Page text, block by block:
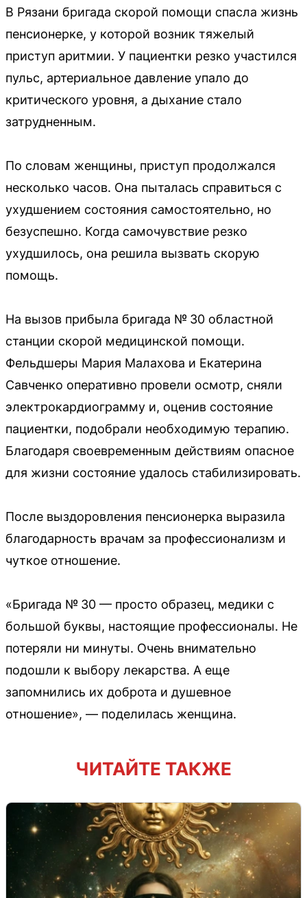
В Рязани бригада скорой помощи спасла жизнь
пенсионерке, у которой возник тяжелый
приступ аритмии. У пациентки резко участился
пульс, артериальное давление упало до
критического уровня, а дыхание стало
затрудненным.
По словам женщины, приступ продолжался
несколько часов. Она пыталась справиться с
ухудшением состояния самостоятельно, но
безуспешно. Когда самочувствие резко
ухудшилось, она решила вызвать скорую
помощь.
На вызов прибыла бригада № 30 областной
станции скорой медицинской помощи.
Фельдшеры Мария Малахова и Екатерина
Савченко оперативно провели осмотр, сняли
электрокардиограмму и, оценив состояние
пациентки, подобрали необходимую терапию.
Благодаря своевременным действиям опасное
для жизни состояние удалось стабилизировать.
После выздоровления пенсионерка выразила
благодарность врачам за профессионализм и
чуткое отношение.
«Бригада № 30 — просто образец, медики с
большой буквы, настоящие профессионалы. Не
потеряли ни минуты. Очень внимательно
подошли к выбору лекарства. А еще
запомнились их доброта и душевное
отношение», — поделилась женщина.
ЧИТАЙТЕ ТАКЖЕ